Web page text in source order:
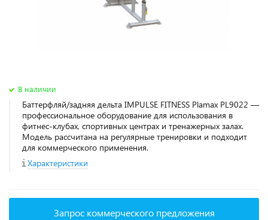
В наличии
Баттерфляй/задняя дельта IMPULSE FITNESS Plamax PL9022 —
профессиональное оборудование для использования в
фитнес‑клубах, спортивных центрах и тренажерных залах.
Модель рассчитана на регулярные тренировки и подходит
для коммерческого применения.
Характеристики
Запрос коммерческого предложения